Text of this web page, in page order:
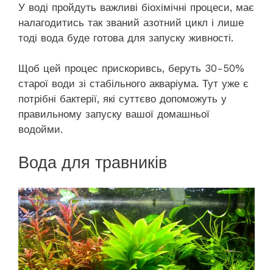
У воді пройдуть важливі біохімічні процеси, має
налагодитись так званий азотний цикл і лише
тоді вода буде готова для запуску живності.
Щоб цей процес прискоривсь, беруть 30-50%
старої води зі стабільного акваріума. Тут уже є
потрібні бактерії, які суттєво допоможуть у
правильному запуску вашої домашньої
водойми.
Вода для травників